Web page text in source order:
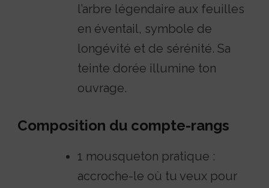
l’arbre légendaire aux feuilles
en éventail, symbole de
longévité et de sérénité. Sa
teinte dorée illumine ton
ouvrage.
Composition du compte-rangs
1 mousqueton pratique :
accroche-le où tu veux pour